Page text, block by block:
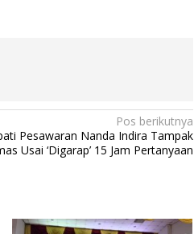
Pos berikutnya
Pesawaran Nanda Indira Tampak
Usai ‘Digarap’ 15 Jam Pertanyaan